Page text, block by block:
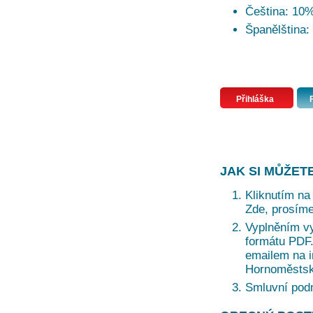
Čeština:
Španělština:
Přihláška
JAK SI
Kliknutím
Zde,
Vyplněním
formátu
emailem na
Smluvní